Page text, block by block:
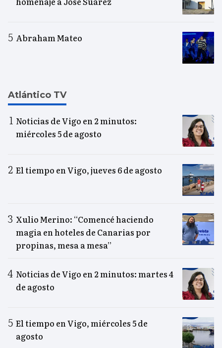
Abraham Mateo
Atlántico TV
Noticias de Vigo en 2 minutos:
miércoles 5 de agosto
El tiempo en Vigo, jueves 6 de agosto
Xulio Merino: “Comencé haciendo
magia en hoteles de Canarias por
propinas, mesa a mesa”
Noticias de Vigo en 2 minutos: martes 4
de agosto
El tiempo en Vigo, miércoles 5 de
agosto